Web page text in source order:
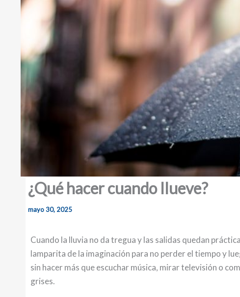
¿Qué hacer cuando llueve?
mayo 30, 2025
Cuando la lluvia no da tregua y las salidas quedan
lamparita de la imaginación para no perder el tiempo y
sin hacer más que escuchar música, mirar televisión o
grises.